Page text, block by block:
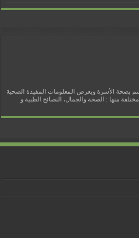
بصحة الأسرة ويعرض المعلومات المفيدة الصحية
منها : الصحة والجمال، النصائح الطبية و